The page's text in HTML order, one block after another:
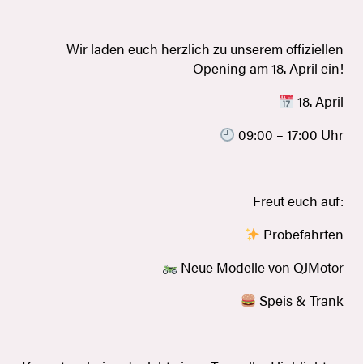
Wir laden euch herzlich zu unserem offiziellen
Opening am 18. April ein!
18. April
09:00 – 17:00 Uhr
Freut euch auf:
Probefahrten
Neue Modelle von QJMotor
Speis & Trank